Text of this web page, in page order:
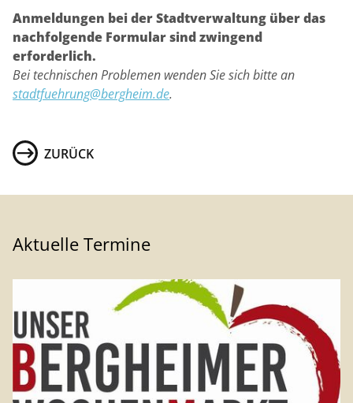
Anmeldungen bei der Stadtverwaltung über das
nachfolgende Formular sind zwingend
erforderlich.
Bei technischen Problemen wenden Sie sich bitte an
stadtfuehrung@bergheim.de.
ZURÜCK
Aktuelle Termine